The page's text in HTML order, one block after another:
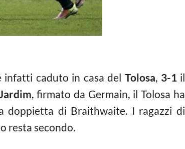
infatti caduto in casa del Tolosa,3-1il
, firmato da Germain, il Tolosa ha
doppietta di Braithwaite. I ragazzi di
resta secondo.